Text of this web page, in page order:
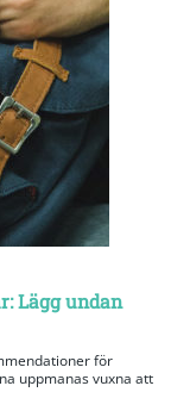
Lägg undan
för
uppmanas vuxna att